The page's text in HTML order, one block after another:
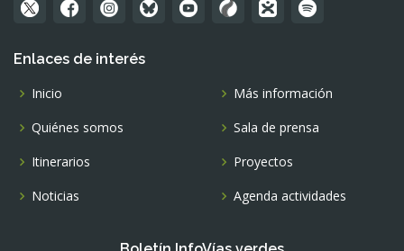
Enlaces de interés
Inicio
Quiénes somos
Itinerarios
Noticias
Más información
Sala de prensa
Proyectos
Agenda actividades